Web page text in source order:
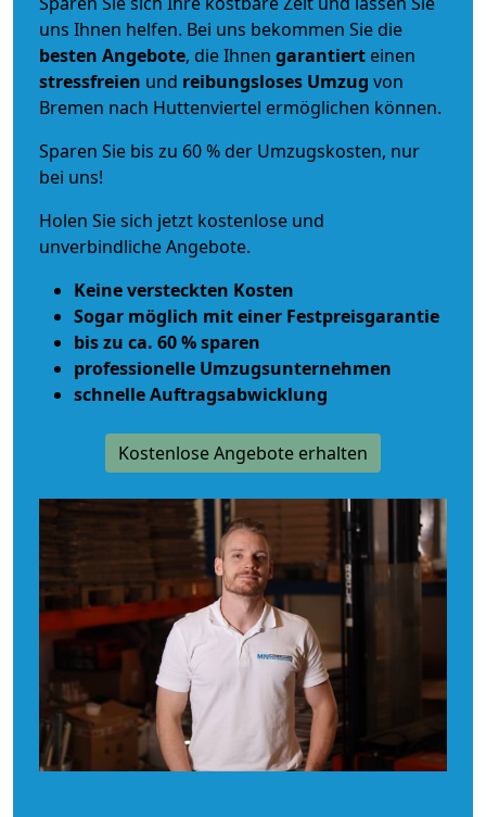
uns Ihnen helfen. Bei uns bekommen Sie die
besten Angebote, die Ihnen garantiert einen
stressfreien und reibungsloses Umzug von
Bremen nach Huttenviertel ermöglichen können.
Sparen Sie bis zu 60 % der Umzugskosten, nur
bei uns!
Holen Sie sich jetzt kostenlose und
unverbindliche Angebote.
Keine versteckten Kosten
Sogar möglich mit einer Festpreisgarantie
bis zu ca. 60 % sparen
professionelle Umzugsunternehmen
schnelle Auftragsabwicklung
Kostenlose Angebote erhalten